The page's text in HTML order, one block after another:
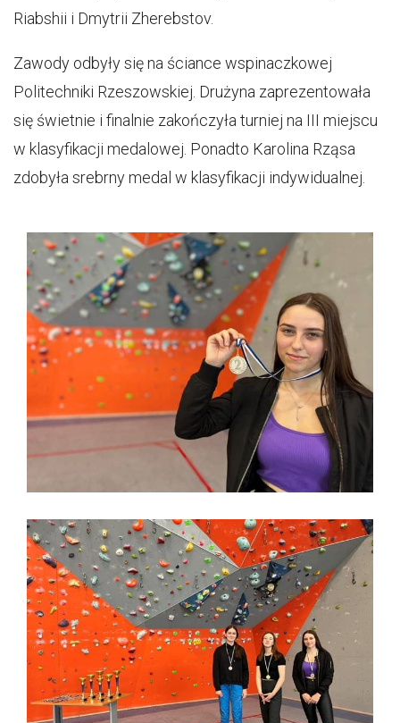
Riabshii i Dmytrii Zherebstov.
Zawody odbyły się na ściance wspinaczkowej
Politechniki Rzeszowskiej. Drużyna zaprezentowała
się świetnie i finalnie zakończyła turniej na III miejscu
w klasyfikacji medalowej. Ponadto Karolina Rząsa
zdobyła srebrny medal w klasyfikacji indywidualnej.